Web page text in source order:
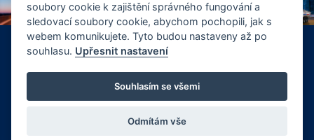
+420 326 901 186
info@ewt.cz
© Copyright 2026 Společnost EWT spol. s.r.o., realizace
FlexiSystems s.r.o.:e-learning,tvorba webových stránek.
Vyrobil FlexiSystems s.r.o.
soubory cookie k zajištění správného fungování a
sledovací soubory cookie, abychom pochopili, jak s
webem komunikujete. Tyto budou nastaveny až po
souhlasu. Upřesnit nastavení
Souhlasím se všemi
Odmítám vše